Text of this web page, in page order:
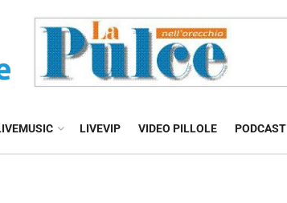
LIVEVIP VIDEO PILLOLE PODCAST